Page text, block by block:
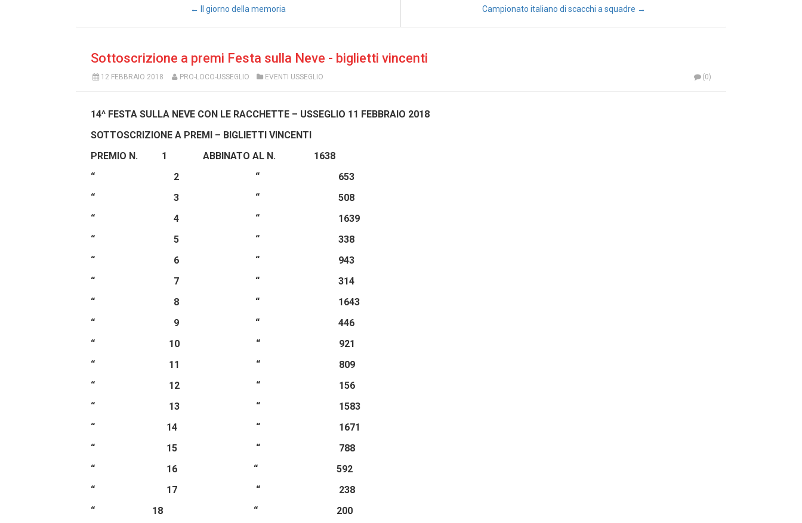
← Il giorno della memoria Campionato italiano di scacchi a squadre →
Sottoscrizione a premi Festa sulla Neve - biglietti vincenti
12 FEBBRAIO 2018 PRO-LOCO-USSEGLIO EVENTI USSEGLIO (0)
14^ FESTA SULLA NEVE CON LE RACCHETTE – USSEGLIO 11 FEBBRAIO 2018
SOTTOSCRIZIONE A PREMI – BIGLIETTI VINCENTI
PREMIO N. 1 ABBINATO AL N. 1638
“ 2 “ 653
“ 3 “ 508
“ 4 “ 1639
“ 5 “ 338
“ 6 “ 943
“ 7 “ 314
“ 8 “ 1643
“ 9 “ 446
“ 10 “ 921
“ 11 “ 809
“ 12 “ 156
“ 13 “ 1583
“ 14 “ 1671
“ 15 “ 788
“ 16 “ 592
“ 17 “ 238
“ 18 “ 200